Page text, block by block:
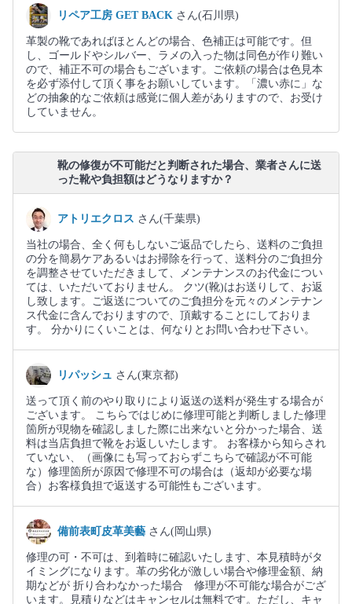
リペア工房 GET BACK さん(石川県)
革製の靴であればほとんどの場合、色補正は可能です。但
し、ゴールドやシルバー、ラメの入った物は同色が作り難い
ので、補正不可の場合もございます。ご依頼の場合は色見本
を必ず添付して頂く事をお願いしています。「濃い赤に」な
どの抽象的なご依頼は感覚に個人差がありますので、お受け
していません。
靴の修復が不可能だと判断された場合、業者さんに送
った靴や負担額はどうなりますか？
アトリエクロス さん(千葉県)
当社の場合、全く何もしないご返品でしたら、送料のご負担
の分を簡易ケアあるいはお掃除を行って、送料分のご負担分
を調整させていただきまして、メンテナンスのお代金につい
ては、いただいておりません。 クツ(靴)はお送りして、お返
し致します。ご返送についてのご負担分を元々のメンテナン
ス代金に含んでおりますので、頂戴することにしておりま
す。 分かりにくいことは、何なりとお問い合わせ下さい。
リパッシュ さん(東京都)
送って頂く前のやり取りにより返送の送料が発生する場合が
ございます。 こちらではじめに修理可能と判断しました修理
箇所が現物を確認しました際に出来ないと分かった場合、送
料は当店負担で靴をお返しいたします。 お客様から知らされ
ていない、（画像にも写っておらずこちらで確認が不可能
な）修理箇所が原因で修理不可の場合は（返却が必要な場
合）お客様負担で返送する可能性もございます。
備前表町皮革美藝 さん(岡山県)
修理の可・不可は、到着時に確認いたします、本見積時がタ
イミングになります。革の劣化が激しい場合や修理金額、納
期などが 折り合わなかった場合 修理が不可能な場合がござ
います。見積りなどはキャンセルは無料です。ただし、キャ